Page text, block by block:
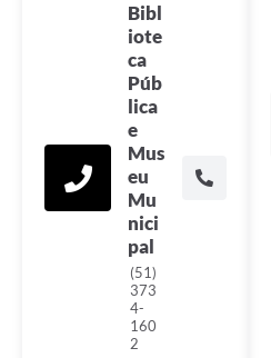
Bibl
iote
ca
Púb
lica
e
Mus
eu
Mu
nici
pal
(51)
373
4-
160
2